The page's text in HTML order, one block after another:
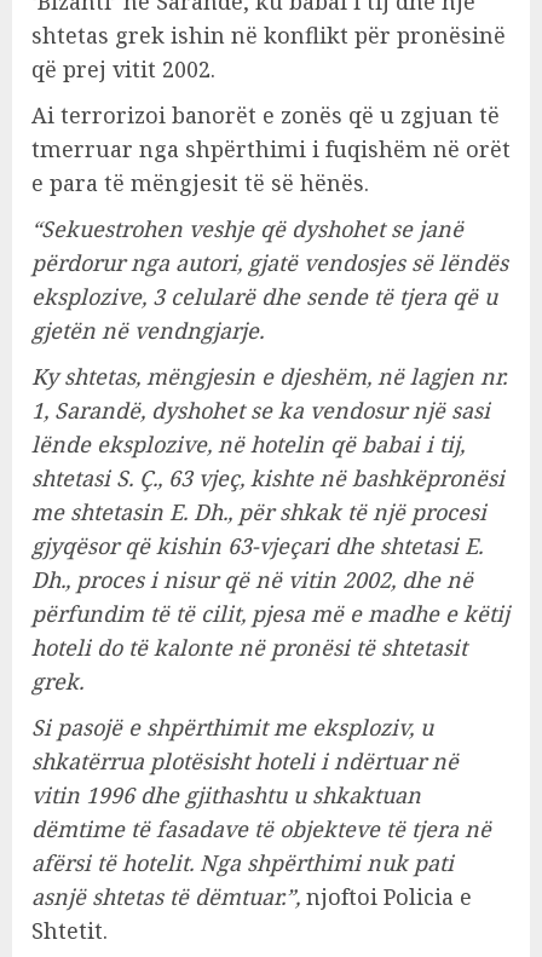
shtetas grek ishin në konflikt për pronësinë
që prej vitit 2002.
Ai terrorizoi banorët e zonës që u zgjuan të
tmerruar nga shpërthimi i fuqishëm në orët
e para të mëngjesit të së hënës.
“Sekuestrohen veshje që dyshohet se janë
përdorur nga autori, gjatë vendosjes së lëndës
eksplozive, 3 celularë dhe sende të tjera që u
gjetën në vendngjarje.
Ky shtetas, mëngjesin e djeshëm, në lagjen nr.
1, Sarandë, dyshohet se ka vendosur një sasi
lënde eksplozive, në hotelin që babai i tij,
shtetasi S. Ç., 63 vjeç, kishte në bashkëpronësi
me shtetasin E. Dh., për shkak të një procesi
gjyqësor që kishin 63-vjeçari dhe shtetasi E.
Dh., proces i nisur që në vitin 2002, dhe në
përfundim të të cilit, pjesa më e madhe e këtij
hoteli do të kalonte në pronësi të shtetasit
grek.
Si pasojë e shpërthimit me eksploziv, u
shkatërrua plotësisht hoteli i ndërtuar në
vitin 1996 dhe gjithashtu u shkaktuan
dëmtime të fasadave të objekteve të tjera në
afërsi të hotelit. Nga shpërthimi nuk pati
asnjë shtetas të dëmtuar.”, njoftoi Policia e
Shtetit.